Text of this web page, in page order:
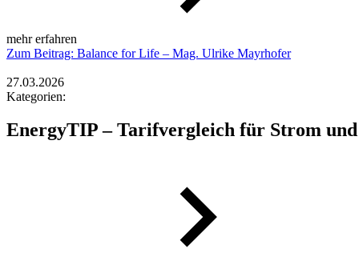
mehr erfahren
Zum Beitrag: Balance for Life – Mag. Ulrike Mayrhofer
27.03.2026
Kategorien:
EnergyTIP – Tarifvergleich für Strom und